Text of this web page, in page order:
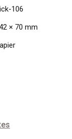
106
× 70 mm